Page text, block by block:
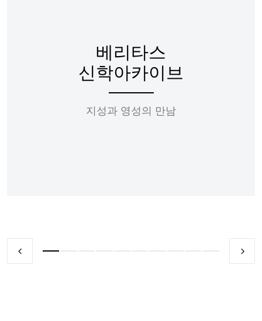
베리타스
신학아카이브
지성과 영성의 만남